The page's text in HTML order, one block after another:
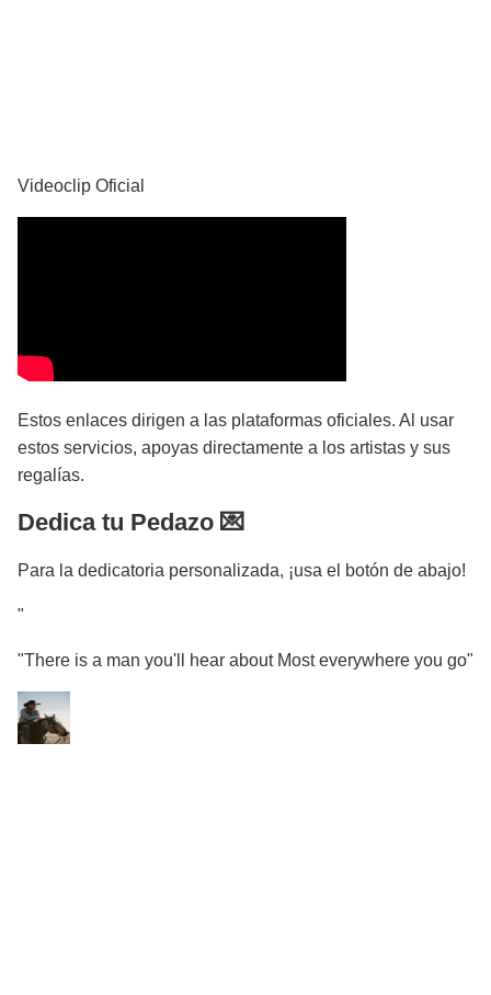
Videoclip Oficial
Estos enlaces dirigen a las plataformas oficiales. Al usar
estos servicios, apoyas directamente a los artistas y sus
regalías.
Dedica tu Pedazo 💌
Para la dedicatoria personalizada, ¡usa el botón de abajo!
"
"There is a man you'll hear about Most everywhere you go"